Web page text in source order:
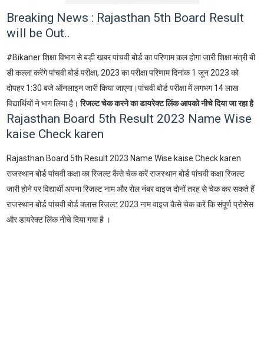
Breaking News : Rajasthan 5th Board Result
will be Out..
#Bikaner शिक्षा विभाग से बड़ी खबर पांचवी बोर्ड का परिणाम कल होगा जारी शिक्षा मंत्री बी
डी कल्ला करेंगे पांचवी बोर्ड परीक्षा, 2023 का परीक्षा परिणाम दिनांक 1 जून 2023 को
दोपहर 1:30 बजे ऑनलाइन जारी किया जाएगा।पांचवी बोर्ड परीक्षा में लगभग 14 लाख
विद्यार्थियों ने भाग लिया है।रिजल्ट चेक करने का डायरेक्ट लिंक आपको नीचे दिया जा रहा है
Rajasthan Board 5th Result 2023 Name Wise
kaise Check karen
Rajasthan Board 5th Result 2023 Name Wise kaise Check karen
राजस्थान बोर्ड पांचवी कक्षा का रिजल्ट कैसे चेक करें राजस्थान बोर्ड पांचवी कक्षा रिजल्ट
जारी होने पर विद्यार्थी अपना रिजल्ट नाम और रोल नंबर वाइज दोनों तरह से चेक कर सकते हैं
राजस्थान बोर्ड पांचवी बोर्ड क्लास रिजल्ट 2023 नाम वाइज कैसे चेक करें कि संपूर्ण प्रोसेस
और डायरेक्ट लिंक नीचे दिया गया है ।